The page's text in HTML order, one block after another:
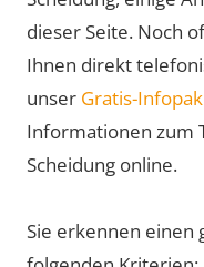
dieser Seite. Noch
Ihnen direkt
unser Gratis-
Informationen zum
Scheidung online.
Sie erkennen einen